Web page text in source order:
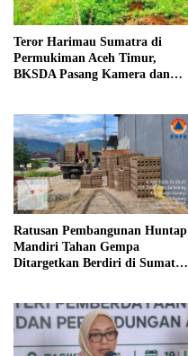
Teror Harimau Sumatra di
Permukiman Aceh Timur,
BKSDA Pasang Kamera dan
Ratusan Pembangunan Huntap
Mandiri Tahan Gempa
Ditargetkan Berdiri di Sumatra